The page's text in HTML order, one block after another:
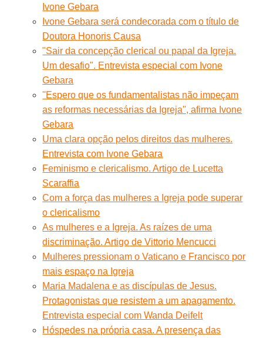
Ivone Gebara
Ivone Gebara será condecorada com o título de
Doutora Honoris Causa
"Sair da concepção clerical ou papal da Igreja.
Um desafio". Entrevista especial com Ivone
Gebara
''Espero que os fundamentalistas não impeçam
as reformas necessárias da Igreja'', afirma Ivone
Gebara
Uma clara opção pelos direitos das mulheres.
Entrevista com Ivone Gebara
Feminismo e clericalismo. Artigo de Lucetta
Scaraffia
Com a força das mulheres a Igreja pode superar
o clericalismo
As mulheres e a Igreja. As raízes de uma
discriminação. Artigo de Vittorio Mencucci
Mulheres pressionam o Vaticano e Francisco por
mais espaço na Igreja
Maria Madalena e as discípulas de Jesus.
Protagonistas que resistem a um apagamento.
Entrevista especial com Wanda Deifelt
Hóspedes na própria casa. A presença das